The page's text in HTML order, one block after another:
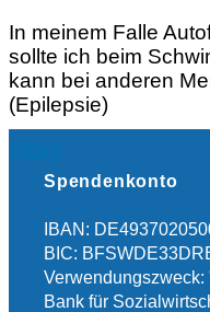
In meinem Falle
sollte ich beim
kann bei anderen
(Epilepsie)
Spendenkonto
IBAN:
BIC:
Bank für